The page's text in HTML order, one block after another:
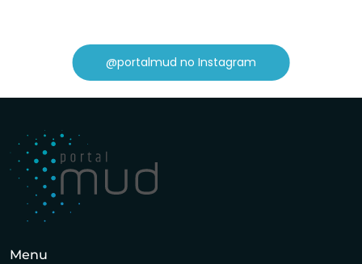
@portalmud no Instagram
Menu